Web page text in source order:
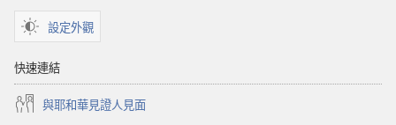
設定外觀
快速連結
與耶和華見證人見面